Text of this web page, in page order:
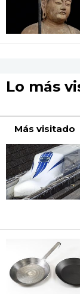
Lo más
Más visitado